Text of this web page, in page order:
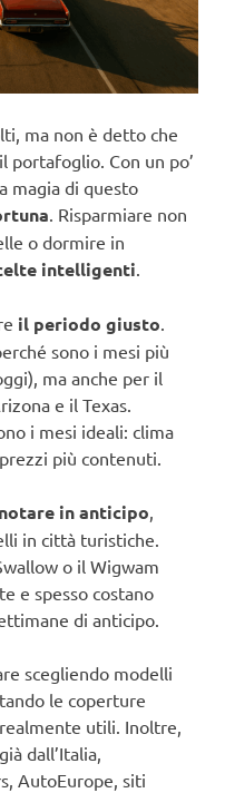
ma non è detto che
portafoglio. Con un po’
magia di questo
. Risparmiare non
o dormire in
intelligenti
il periodo giusto
sono i mesi più
ma anche per il
e il Texas.
i mesi ideali: clima
più contenuti.
in anticipo
in città turistiche.
o il Wigwam
e spesso costano
di anticipo.
scegliendo modelli
le coperture
utili. Inoltre,
dall’Italia,
AutoEurope, siti